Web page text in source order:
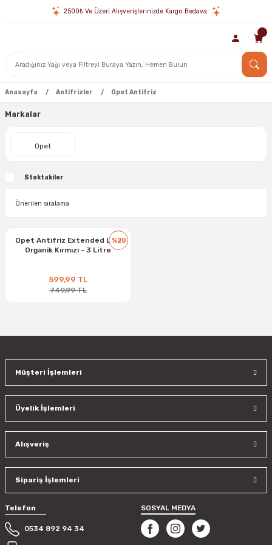
2500₺ Ve Üzeri Alışverişlerinizde Kargo Bedava.
Anasayfa Antifrizler Opet Antifriz
Markalar
Opet
Stoktakiler
%20
Opet Antifriz Extended Life
Organik Kırmızı - 3 Litre
599,99 TL
749,99 TL
Müşteri İşlemleri
Üyelik İşlemleri
Alışveriş
Sipariş İşlemleri
Telefon
0534 892 94 34
SOSYAL MEDYA